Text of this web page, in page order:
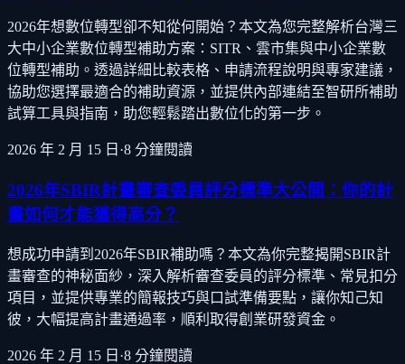
2026年想數位轉型卻不知從何開始？本文為您完整解析台灣三
大中小企業數位轉型補助方案：SITR、雲市集與中小企業數
位轉型補助。透過詳細比較表格、申請流程說明與專家建議，
協助您選擇最適合的補助資源，並提供內部連結至智研所補助
試算工具與指南，助您輕鬆踏出數位化的第一步。
2026 年 2 月 15 日 ·8 分鐘閱讀
2026年SBIR計畫審查委員評分標準大公開：你的計
畫如何才能獲得高分？
想成功申請到2026年SBIR補助嗎？本文為你完整揭開SBIR計
畫審查的神秘面紗，深入解析審查委員的評分標準、常見扣分
項目，並提供專業的簡報技巧與口試準備要點，讓你知己知
彼，大幅提高計畫通過率，順利取得創業研發資金。
2026 年 2 月 15 日 ·8 分鐘閱讀